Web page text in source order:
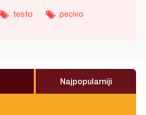
testo
pecivo
Najpopularniji